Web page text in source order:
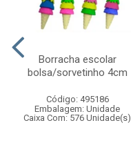
Borracha escolar
bolsa/sorvetinho 4cm
Código: 495186
Embalagem: Unidade
Caixa Com: 576 Unidade(s)